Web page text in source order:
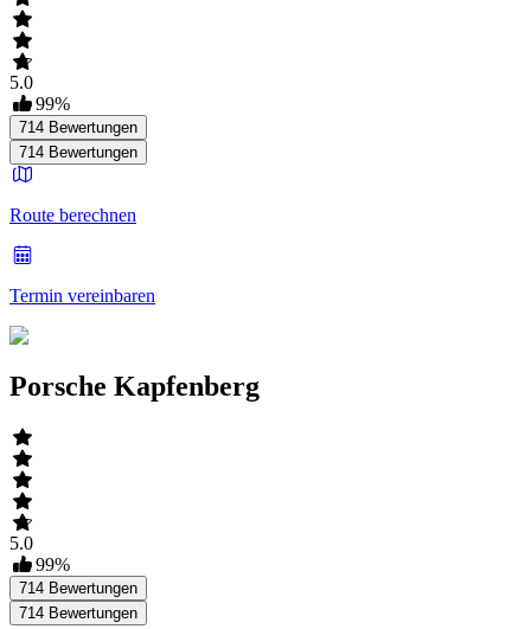
5.0
99%
714 Bewertungen
714 Bewertungen
Route berechnen
Termin vereinbaren
Porsche Kapfenberg
5.0
99%
714 Bewertungen
714 Bewertungen